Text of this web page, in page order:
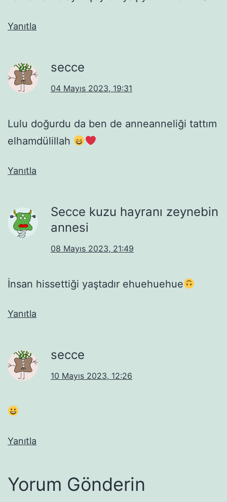
Yanıtla
secce
04 Mayıs 2023, 19:31
Lulu doğurdu da ben de anneanneliği tattım
elhamdülillah
Yanıtla
Secce kuzu hayranı zeynebin
annesi
08 Mayıs 2023, 21:49
İnsan hissettiği yaştadır ehuehuehue
Yanıtla
secce
10 Mayıs 2023, 12:26
Yanıtla
Yorum Gönderin